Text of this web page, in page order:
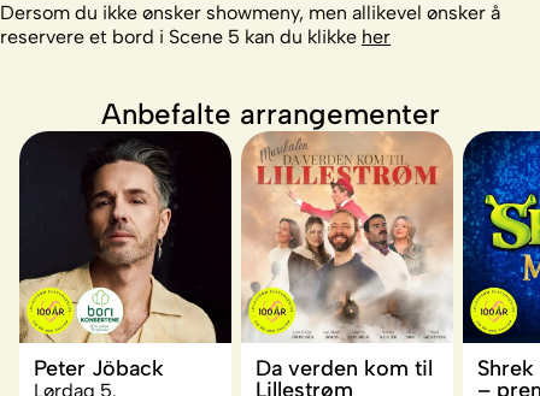
Dersom du ikke ønsker showmeny, men allikevel ønsker å
reservere et bord i Scene 5 kan du klikke her
Anbefalte arrangementer
Peter Jöback
Lørdag 5.
Da verden kom til
Lillestrøm
–